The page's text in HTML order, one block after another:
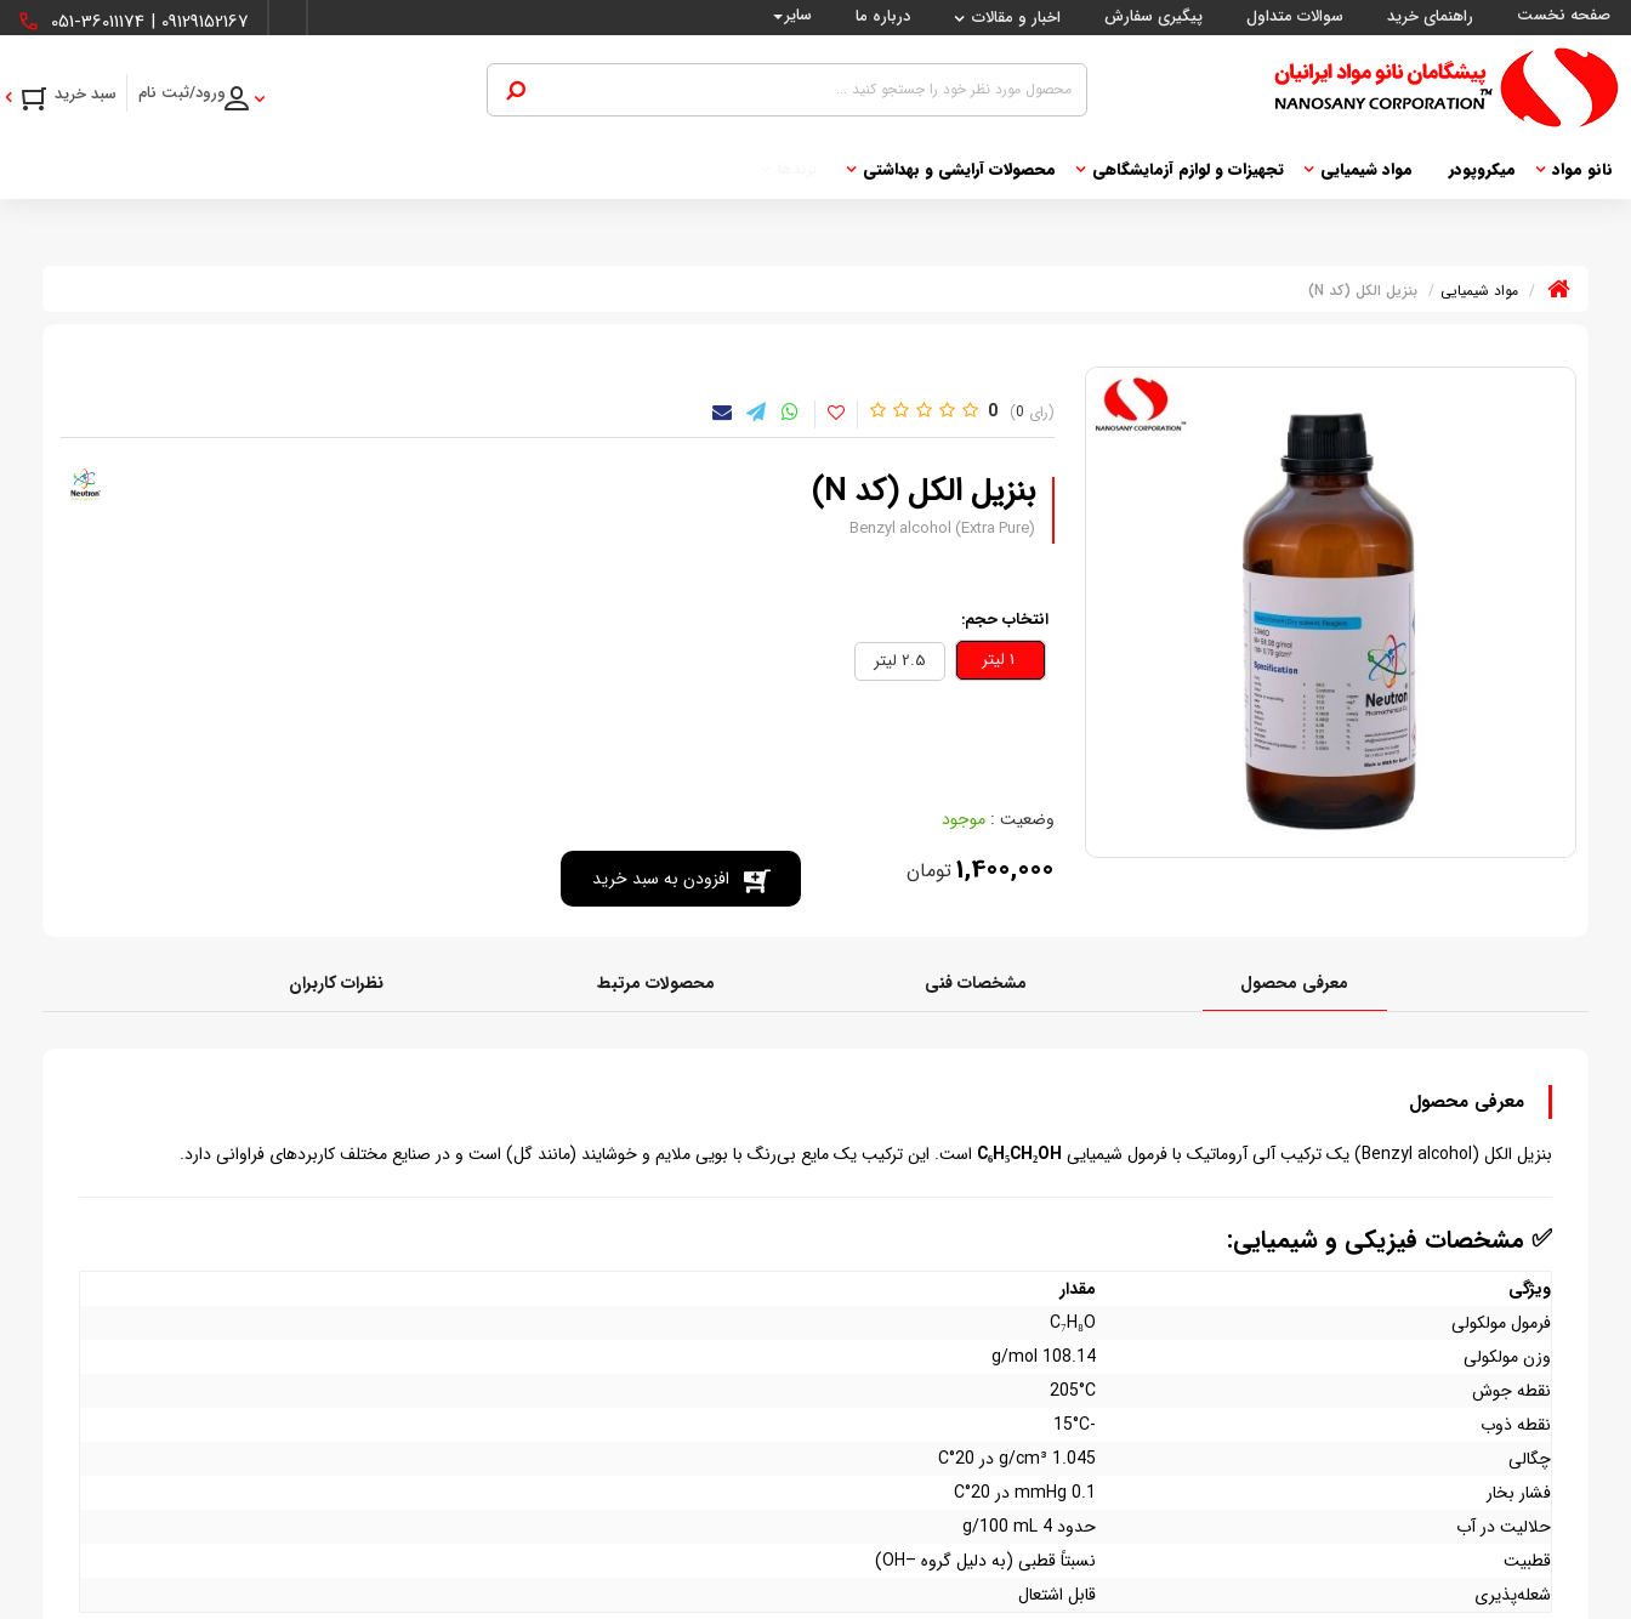
صفحه نخست راهنمای خرید سوالات متداول پیگیری سفارش اخبار و مقالات درباره ما سایر 09129152167
|
051-36011174
ورود/ثبت نام
نانو مواد میکروپودر مواد شیمیایی تجهیزات و لوازم آزمایشگاهی محصولات آرایشی و بهداشتی
مواد شیمیایی بنزیل الکل (کد N)
0 0
بنزیل الکل (کد N)
Benzyl alcohol (Extra Pure)
انتخاب حجم:
وضعیت : موجود
1,400,000تومان افزودن به سبد خرید
معرفی محصول مشخصات فنی محصولات مرتبط نظرات کاربران
معرفی محصول
بنزیل الکل (Benzyl alcohol) یک ترکیب آلی آروماتیک با فرمول شیمیایی C₆H₅CH₂OH است. این ترکیب یک مایع بی‌رنگ با بویی ملایم و خوشایند (مانند گل) است و در صنایع مختلف کاربردهای فراوانی دارد.
✅ مشخصات فیزیکی و شیمیایی:
ویژگی
مقدار
فرمول مولکولی
C₇H₈O
وزن مولکولی
108.14 g/mol
نقطه جوش
205°C
نقطه ذوب
-15°C
چگالی
1.045 g/cm³ در 20°C
فشار بخار
0.1 mmHg در 20°C
حلالیت در آب
حدود 4 g/100 mL
قطبیت
نسبتاً قطبی (به دلیل گروه –OH)
شعله‌پذیری
قابل اشتعال